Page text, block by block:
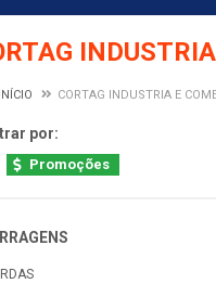
INÍCIO CORTAG INDUSTRIA E
por:
Promoções